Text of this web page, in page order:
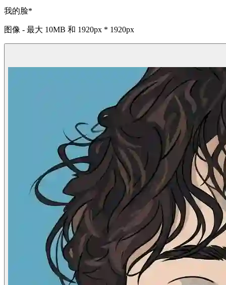
我的脸*
图像 - 最大 10MB 和 1920px * 1920px